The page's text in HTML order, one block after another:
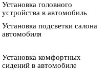
Установка головного
устройства в автомобиль
Установка подсветки салона
автомобиля
Установка комфортных
сидений в автомобиле